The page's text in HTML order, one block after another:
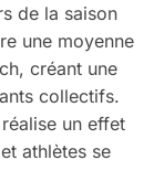
de la saison
une moyenne
créant une
collectifs.
un effet
athlètes se